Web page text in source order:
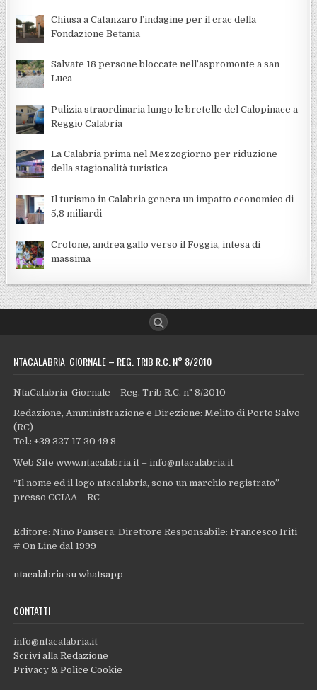
Chiusa a Catanzaro l’indagine per il crac della
Fondazione Betania
Salvate 18 persone bloccate nell’aspromonte a san
Luca
Pulizia straordinaria lungo le bretelle del Calopinace a
Reggio Calabria
La Calabria prima nel Mezzogiorno per riduzione
della stagionalità turistica
Il turismo in Calabria genera un impatto economico di
5,8 miliardi
Crotone, andrea gallo verso il Foggia, intesa di
massima
NTACALABRIA GIORNALE – REG. TRIB R.C. N° 8/2010
NtaCalabria Giornale – Reg. Trib R.C. n° 8/2010
Redazione, Amministrazione e Direzione: Melito di Porto Salvo
(RC)
Tel.: +39 327 17 30 49 8
Web Site www.ntacalabria.it – info@ntacalabria.it
“Il nome ed il logo ntacalabria, sono un marchio registrato”
presso CCIAA – RC
Editore: Nino Pansera; Direttore Responsabile: Francesco Iriti
# On Line dal 1999
ntacalabria su whatsapp
CONTATTI
info@ntacalabria.it
Scrivi alla Redazione
Privacy & Police Cookie